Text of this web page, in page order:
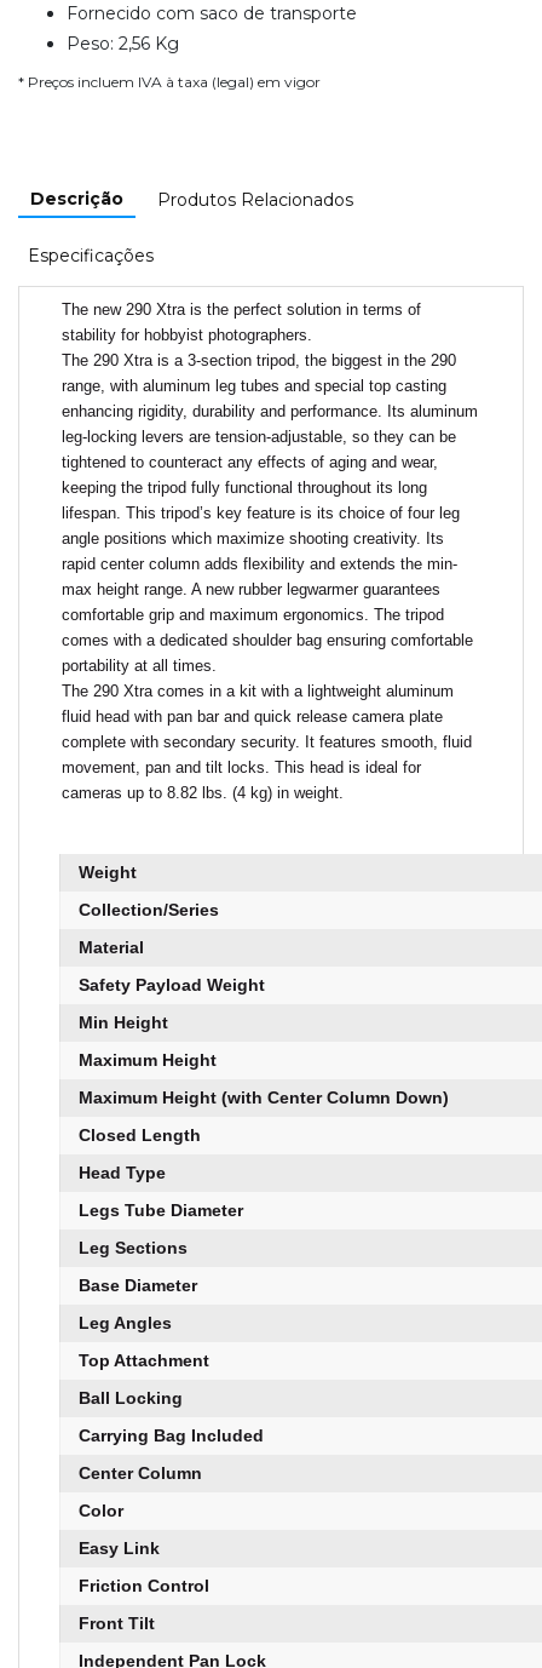
Fornecido com saco de transporte
Peso: 2,56 Kg
* Preços incluem IVA à taxa (legal) em vigor
Descrição Produtos Relacionados
Especificações
The new 290 Xtra is the perfect solution in terms of
stability for hobbyist photographers.
The 290 Xtra is a 3-section tripod, the biggest in the 290
range, with aluminum leg tubes and special top casting
enhancing rigidity, durability and performance. Its aluminum
leg-locking levers are tension-adjustable, so they can be
tightened to counteract any effects of aging and wear,
keeping the tripod fully functional throughout its long
lifespan. This tripod’s key feature is its choice of four leg
angle positions which maximize shooting creativity. Its
rapid center column adds flexibility and extends the min-
max height range. A new rubber legwarmer guarantees
comfortable grip and maximum ergonomics. The tripod
comes with a dedicated shoulder bag ensuring comfortable
portability at all times.
The 290 Xtra comes in a kit with a lightweight aluminum
fluid head with pan bar and quick release camera plate
complete with secondary security. It features smooth, fluid
movement, pan and tilt locks. This head is ideal for
cameras up to 8.82 lbs. (4 kg) in weight.
Weight
Collection/Series
Material
Safety Payload Weight
Min Height
Maximum Height
Maximum Height (with Center Column Down)
Closed Length
Head Type
Legs Tube Diameter
Leg Sections
Base Diameter
Leg Angles
Top Attachment
Ball Locking
Carrying Bag Included
Center Column
Color
Easy Link
Friction Control
Front Tilt
Independent Pan Lock